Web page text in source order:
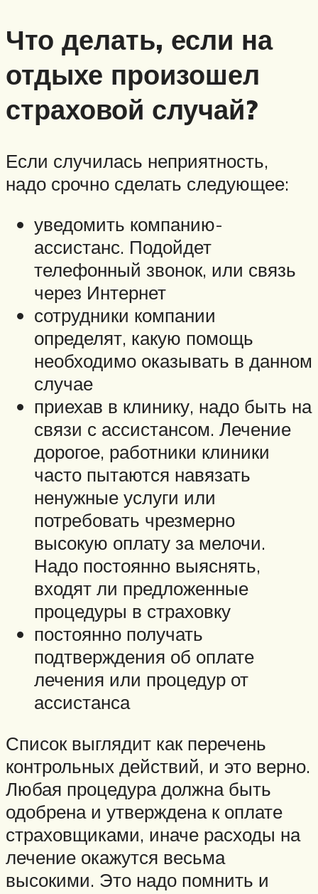
Что делать, если на
отдыхе произошел
страховой случай?
Если случилась неприятность,
надо срочно сделать следующее:
уведомить компанию-
ассистанс. Подойдет
телефонный звонок, или связь
через Интернет
сотрудники компании
определят, какую помощь
необходимо оказывать в данном
случае
приехав в клинику, надо быть на
связи с ассистансом. Лечение
дорогое, работники клиники
часто пытаются навязать
ненужные услуги или
потребовать чрезмерно
высокую оплату за мелочи.
Надо постоянно выяснять,
входят ли предложенные
процедуры в страховку
постоянно получать
подтверждения об оплате
лечения или процедур от
ассистанса
Список выглядит как перечень
контрольных действий, и это верно.
Любая процедура должна быть
одобрена и утверждена к оплате
страховщиками, иначе расходы на
лечение окажутся весьма
высокими. Это надо помнить и